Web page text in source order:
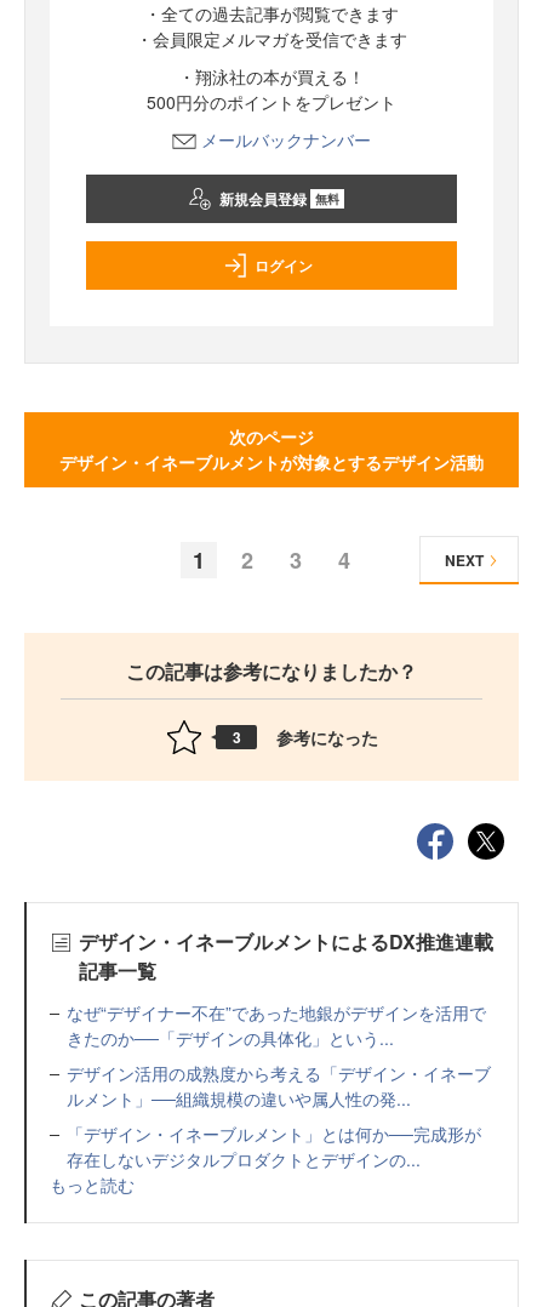
・全ての過去記事が閲覧できます
・会員限定メルマガを受信できます
・翔泳社の本が買える！
500円分のポイントをプレゼント
メールバックナンバー
新規会員登録 無料
ログイン
次のページ
デザイン・イネーブルメントが対象とするデザイン活動
1 2 3 4 NEXT
この記事は参考になりましたか？
3 参考になった
デザイン・イネーブルメントによるDX推進連載
記事一覧
なぜ“デザイナー不在”であった地銀がデザインを活用で
きたのか──「デザインの具体化」という...
デザイン活用の成熟度から考える「デザイン・イネーブ
ルメント」──組織規模の違いや属人性の発...
「デザイン・イネーブルメント」とは何か──完成形が
存在しないデジタルプロダクトとデザインの...
もっと読む
この記事の著者